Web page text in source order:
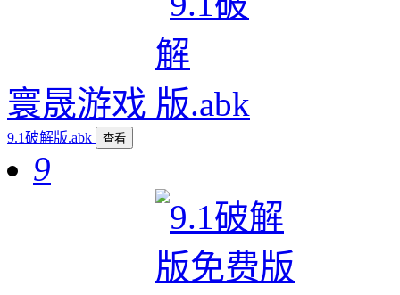
寰晟游戏
9.1破解版.abk 查看
9